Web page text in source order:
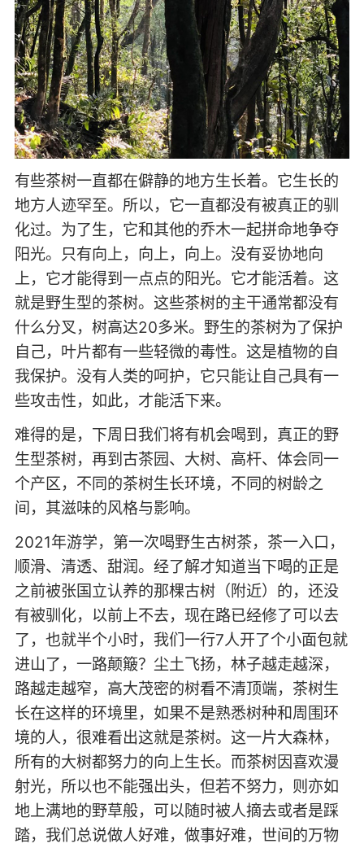
有些茶树一直都在僻静的地方生长着。它生长的
地方人迹罕至。所以，它一直都没有被真正的驯
化过。为了生，它和其他的乔木一起拼命地争夺
阳光。只有向上，向上，向上。没有妥协地向
上，它才能得到一点点的阳光。它才能活着。这
就是野生型的茶树。这些茶树的主干通常都没有
什么分叉，树高达20多米。野生的茶树为了保护
自己，叶片都有一些轻微的毒性。这是植物的自
我保护。没有人类的呵护，它只能让自己具有一
些攻击性，如此，才能活下来。
难得的是，下周日我们将有机会喝到，真正的野
生型茶树，再到古茶园、大树、高杆、体会同一
个产区，不同的茶树生长环境，不同的树龄之
间，其滋味的风格与影响。
2021年游学，第一次喝野生古树茶，茶一入口，
顺滑、清透、甜润。经了解才知道当下喝的正是
之前被张国立认养的那棵古树（附近）的，还没
有被驯化，以前上不去，现在路已经修了可以去
了，也就半个小时，我们一行7人开了个小面包就
进山了，一路颠簸？尘土飞扬，林子越走越深，
路越走越窄，高大茂密的树看不清顶端，茶树生
长在这样的环境里，如果不是熟悉树种和周围环
境的人，很难看出这就是茶树。这一片大森林，
所有的大树都努力的向上生长。而茶树因喜欢漫
射光，所以也不能强出头，但若不努力，则亦如
地上满地的野草般，可以随时被人摘去或者是踩
踏，我们总说做人好难，做事好难，世间的万物